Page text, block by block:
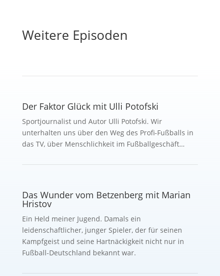
Weitere Episoden
Der Faktor Glück mit Ulli Potofski
Sportjournalist und Autor Ulli Potofski. Wir
unterhalten uns über den Weg des Profi-Fußballs in
das TV, über Menschlichkeit im Fußballgeschäft…
Das Wunder vom Betzenberg mit Marian
Hristov
Ein Held meiner Jugend. Damals ein
leidenschaftlicher, junger Spieler, der für seinen
Kampfgeist und seine Hartnäckigkeit nicht nur in
Fußball-Deutschland bekannt war.